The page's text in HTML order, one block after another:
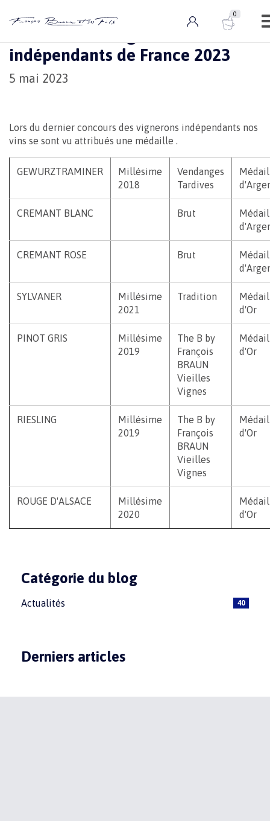
00
Actualités
indépendants de France 2023
5 mai 2023
Lors du dernier concours des vignerons indépendants nos
vins se sont vu attribués une médaille .
GEWURZTRAMINER
Millésime
2018
Vendanges
Tardives
CREMANT BLANC Brut
CREMANT ROSE Brut
SYLVANER
Millésime
2021
Tradition
d'Or
PINOT GRIS
Millésime
2019
The B by
François
BRAUN
Vieilles
Vignes
d'Or
RIESLING
Millésime
2019
The B by
François
BRAUN
Vieilles
Vignes
d'Or
ROUGE D'ALSACE
Millésime
2020
d'Or
Catégorie du blog
Actualités 40
Derniers articles